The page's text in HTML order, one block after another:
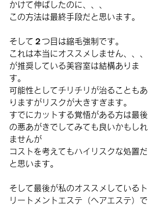
かけて伸ばしたのに、、、
この方法は最終手段だと思います。
そして２つ目は縮毛強制です。
これは本当にオススメしません、、、
が推奨している美容室は結構ありま
す。
可能性としてチリチリが治ることもあ
りますがリスクが大きすぎます。
すでにカットする覚悟がある方は最後
の悪あがきでしてみても良いかもしれ
ませんが
コストを考えてもハイリスクな処置だ
と思います。
そして最後が私のオススメしているト
リートメントエステ（ヘアエステ）で